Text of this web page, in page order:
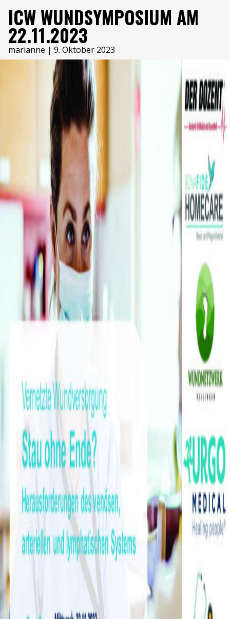
WUNDEN
ICW WUNDSYMPOSIUM AM
22.11.2023
marianne | 9. Oktober 2023